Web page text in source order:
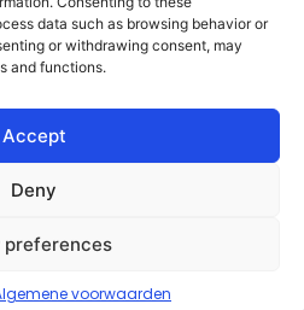
data such as browsing behavior or
or withdrawing consent, may
and functions.
Accept
Deny
preferences
voorwaarden
voorwaarden
beleid
adverteren
& Business
door